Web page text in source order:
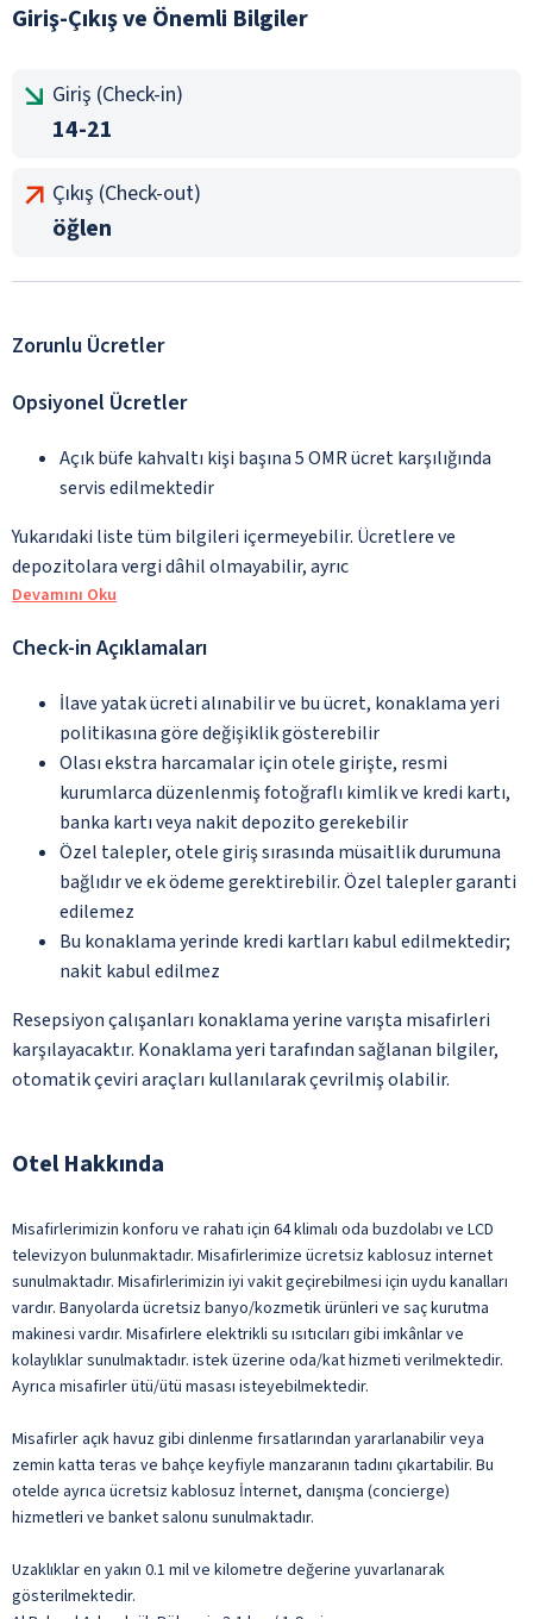
Giriş-Çıkış ve Önemli Bilgiler
Giriş (Check-in)
14-21
Çıkış (Check-out)
öğlen
Zorunlu Ücretler
Opsiyonel Ücretler
Açık büfe kahvaltı kişi başına 5 OMR ücret karşılığında
servis edilmektedir
Yukarıdaki liste tüm bilgileri içermeyebilir. Ücretlere ve
depozitolara vergi dâhil olmayabilir, ayrıc
Devamını Oku
Check-in Açıklamaları
İlave yatak ücreti alınabilir ve bu ücret, konaklama yeri
politikasına göre değişiklik gösterebilir
Olası ekstra harcamalar için otele girişte, resmi
kurumlarca düzenlenmiş fotoğraflı kimlik ve kredi kartı,
banka kartı veya nakit depozito gerekebilir
Özel talepler, otele giriş sırasında müsaitlik durumuna
bağlıdır ve ek ödeme gerektirebilir. Özel talepler garanti
edilemez
Bu konaklama yerinde kredi kartları kabul edilmektedir;
nakit kabul edilmez
Resepsiyon çalışanları konaklama yerine varışta misafirleri
karşılayacaktır. Konaklama yeri tarafından sağlanan bilgiler,
otomatik çeviri araçları kullanılarak çevrilmiş olabilir.
Otel Hakkında
Misafirlerimizin konforu ve rahatı için 64 klimalı oda buzdolabı ve LCD
televizyon bulunmaktadır. Misafirlerimize ücretsiz kablosuz internet
sunulmaktadır. Misafirlerimizin iyi vakit geçirebilmesi için uydu kanalları
vardır. Banyolarda ücretsiz banyo/kozmetik ürünleri ve saç kurutma
makinesi vardır. Misafirlere elektrikli su ısıtıcıları gibi imkânlar ve
kolaylıklar sunulmaktadır. istek üzerine oda/kat hizmeti verilmektedir.
Ayrıca misafirler ütü/ütü masası isteyebilmektedir.
Misafirler açık havuz gibi dinlenme fırsatlarından yararlanabilir veya
zemin katta teras ve bahçe keyfiyle manzaranın tadını çıkartabilir. Bu
otelde ayrıca ücretsiz kablosuz İnternet, danışma (concierge)
hizmetleri ve banket salonu sunulmaktadır.
Uzaklıklar en yakın 0.1 mil ve kilometre değerine yuvarlanarak
gösterilmektedir.